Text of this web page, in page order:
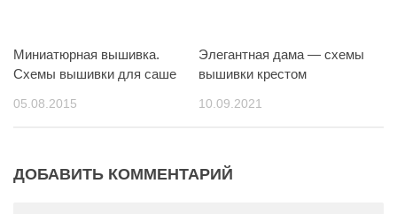
Миниатюрная вышивка.
Схемы вышивки для саше
05.08.2015
Элегантная дама — схемы
вышивки крестом
10.09.2021
ДОБАВИТЬ КОММЕНТАРИЙ